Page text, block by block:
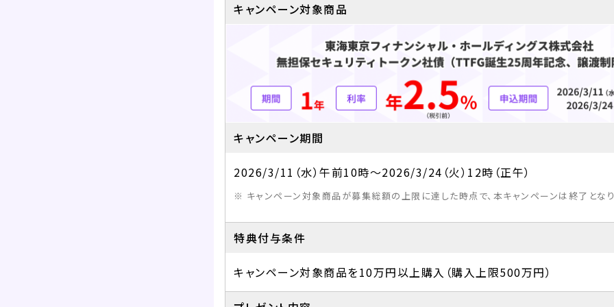
キャンペーン対象商品
キャンペーン期間
2026/3/11（水）午前10時～2026/3/24（火）12時（正午）
キャンペーン対象商品が募集総額の上限に達した時点で、本キャンペーンは終了となり
特典付与条件
キャンペーン対象商品を10万円以上購入（購入上限500万円）